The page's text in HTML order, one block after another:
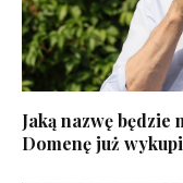
Jaką nazwę
Domenę już